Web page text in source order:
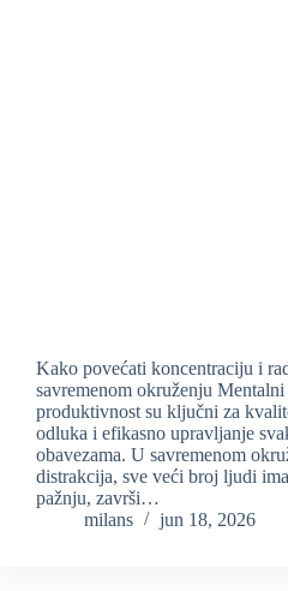
Kako povećati koncentraciju i
savremenom okruženju
produktivnost su ključni za
odluka i efikasno upravljanje
obavezama. U savremenom
distrakcija, sve veći broj ljudi
pažnju, završi…
milans
jun 18, 2026